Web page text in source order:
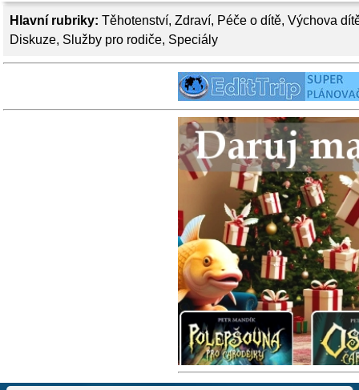
Hlavní rubriky: Těhotenství, Zdraví, Péče o dítě, Výchova
Diskuze, Služby pro rodiče, Speciály